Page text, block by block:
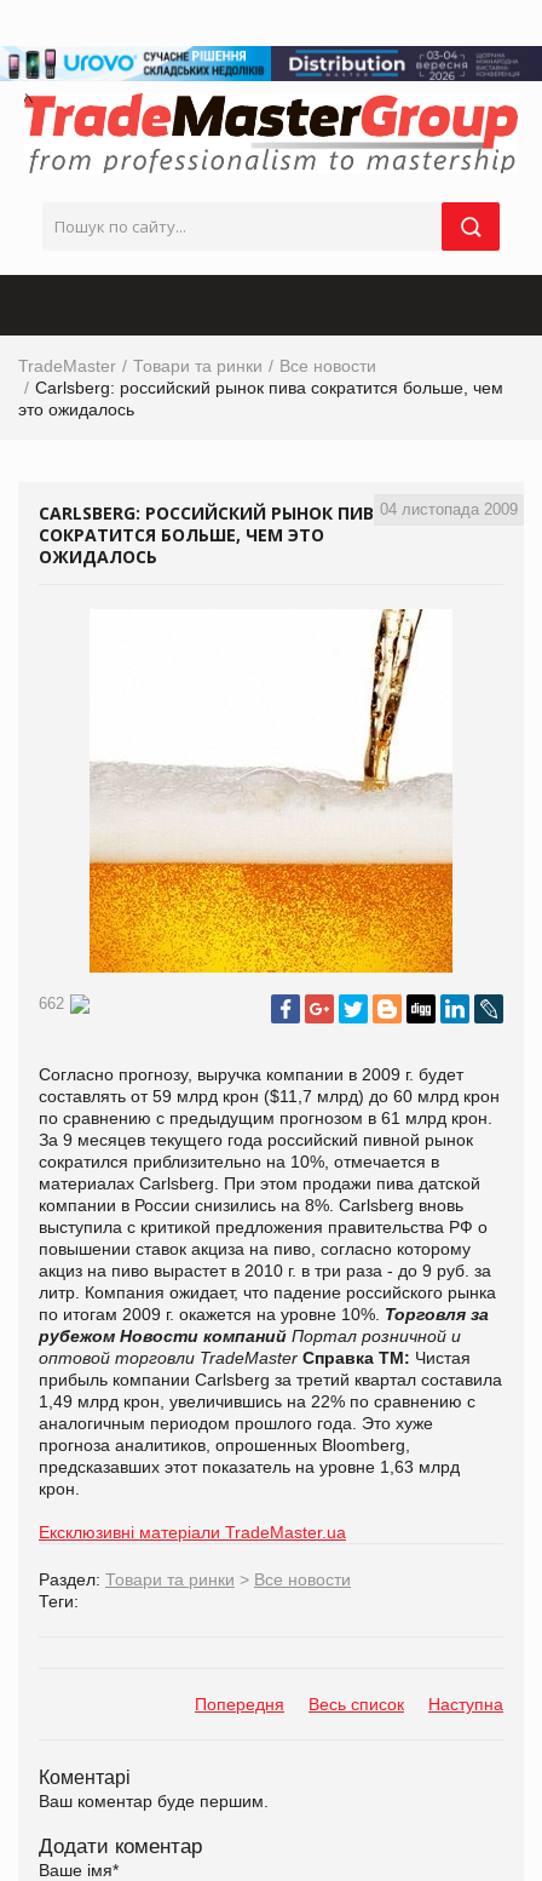
TradeMaster Товари та ринки
Все новости
Carlsberg: российский рынок пива сократится больше, чем
это ожидалось
04 листопада 2009
CARLSBERG: РОССИЙСКИЙ РЫНОК ПИВА
СОКРАТИТСЯ БОЛЬШЕ, ЧЕМ ЭТО
ОЖИДАЛОСЬ
662
Согласно прогнозу, выручка компании в 2009 г. будет
составлять от 59 млрд крон ($11,7 млрд) до 60 млрд крон
по сравнению с предыдущим прогнозом в 61 млрд крон.
За 9 месяцев текущего года российский пивной рынок
сократился приблизительно на 10%, отмечается в
материалах Carlsberg. При этом продажи пива датской
компании в России снизились на 8%. Carlsberg вновь
выступила с критикой предложения правительства РФ о
повышении ставок акциза на пиво, согласно которому
акциз на пиво вырастет в 2010 г. в три раза - до 9 руб. за
литр. Компания ожидает, что падение российского рынка
по итогам 2009 г. окажется на уровне 10%. Торговля за
рубежом Новости компаний Портал розничной и
оптовой торговли TradeMaster Справка ТМ: Чистая
прибыль компании Carlsberg за третий квартал составила
1,49 млрд крон, увеличившись на 22% по сравнению с
аналогичным периодом прошлого года. Это хуже
прогноза аналитиков, опрошенных Bloomberg,
предсказавших этот показатель на уровне 1,63 млрд
крон.
Ексклюзивні матеріали TradeMaster.ua
Раздел: Товари та ринки > Все новости
Теги:
Попередня Весь список Наступна
Коментарі
Ваш коментар буде першим.
Додати коментар
Ваше імя*